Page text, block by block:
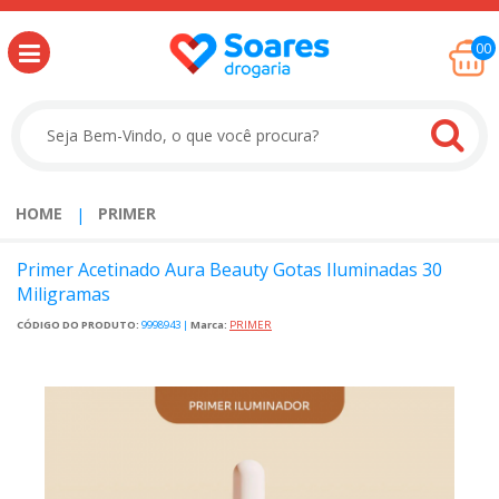
00
HOME PRIMER
Primer Acetinado Aura Beauty Gotas Iluminadas 30
Miligramas
CÓDIGO DO PRODUTO: 9998943 | Marca: PRIMER